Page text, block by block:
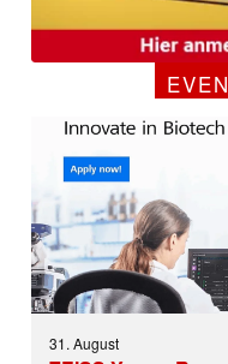
Woche aktuell
31. August